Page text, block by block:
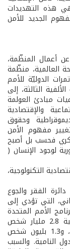
هذه التهديدات
الجديد للأمن
أعمال المنظّمة،
العالمية، منظّمة
الدوليّة للأمم
الثالثة، إلى
مبادئ العولمة
والإقتصادية
وحقوق
مفهوم الأمن
فحسب بل أصبح
لوجود الإنسان (
التكنولوجية،
الفقر والجوع
التي تؤدي إلى
الأمم المتحدة
للتنمية (UNDP)، أن نصف السكان الكرة الأرضية 2.8 مليار شخص
يعيشون على أقل من دولارين أميركيين يوميًا، و1.3 بليون شخص
النامية. والسبب